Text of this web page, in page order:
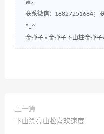
景。
联系微信：18827251684；
^_^
金弹子 » 金弹子下山桩金弹
上一篇
下山漂亮山松喜欢速度